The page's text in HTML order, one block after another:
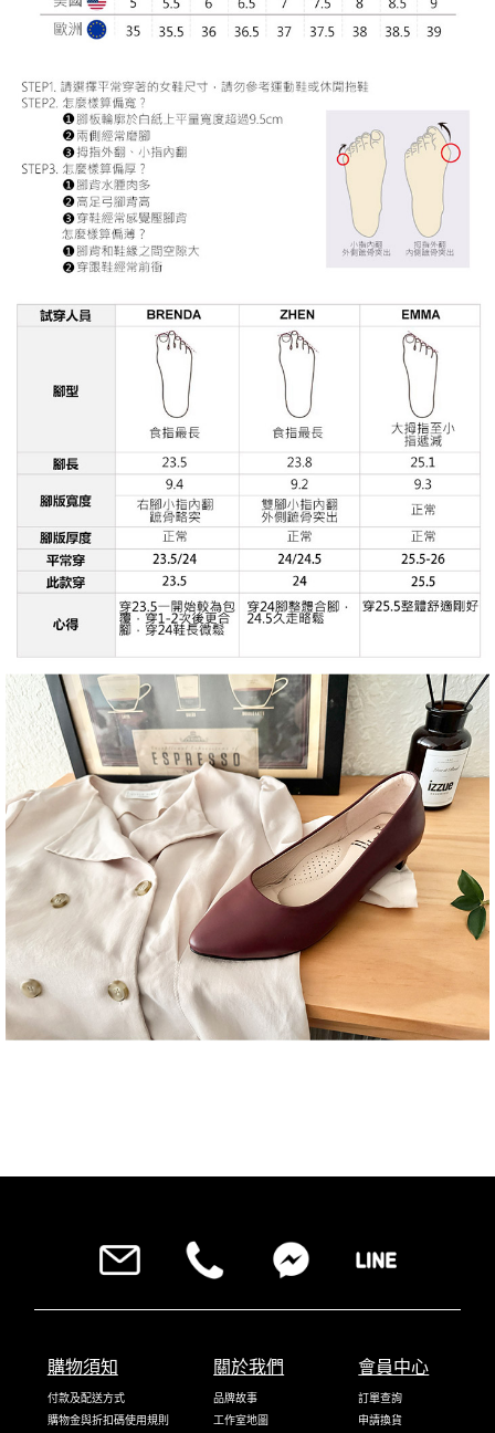
購物須知
付款及配送方式
購物金與折扣碼使用規則
關於我們
品牌故事
工作室地圖
會員中心
訂單查詢
申請換貨